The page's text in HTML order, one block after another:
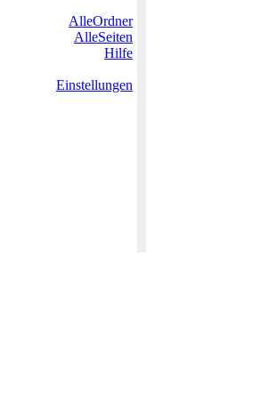
AlleOrdner
AlleSeiten
Hilfe
Einstellungen